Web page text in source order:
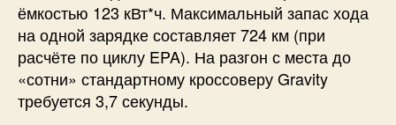
ёмкостью 123 кВт*ч. Максимальный запас хода
на одной зарядке составляет 724 км (при
расчёте по циклу EPA). На разгон с места до
«сотни» стандартному кроссоверу Gravity
требуется 3,7 секунды.